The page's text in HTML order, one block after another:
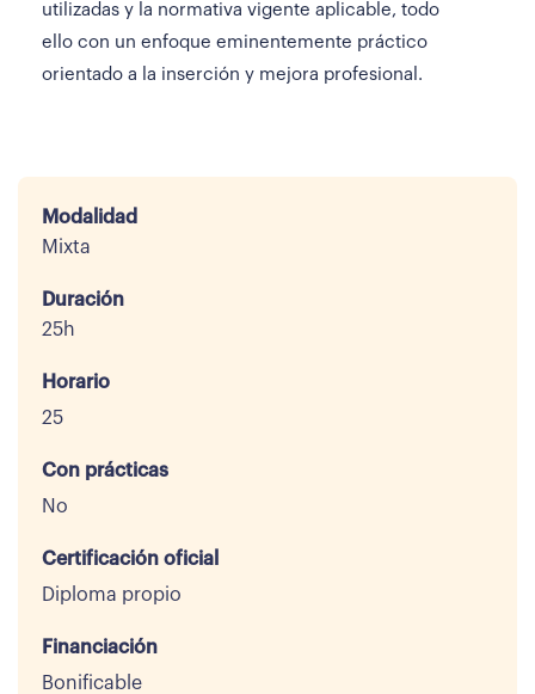
utilizadas y la normativa vigente aplicable, todo
ello con un enfoque eminentemente práctico
orientado a la inserción y mejora profesional.
Modalidad
Mixta
Duración
25h
Horario
25
Con prácticas
No
Certificación oficial
Diploma propio
Financiación
Bonificable